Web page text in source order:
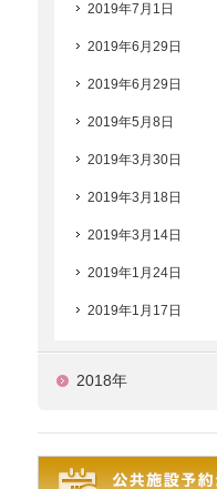
2019年7月1日
2019年6月29日
2019年6月29日
2019年5月8日
2019年3月30日
2019年3月18日
2019年3月14日
2019年1月24日
2019年1月17日
2018年